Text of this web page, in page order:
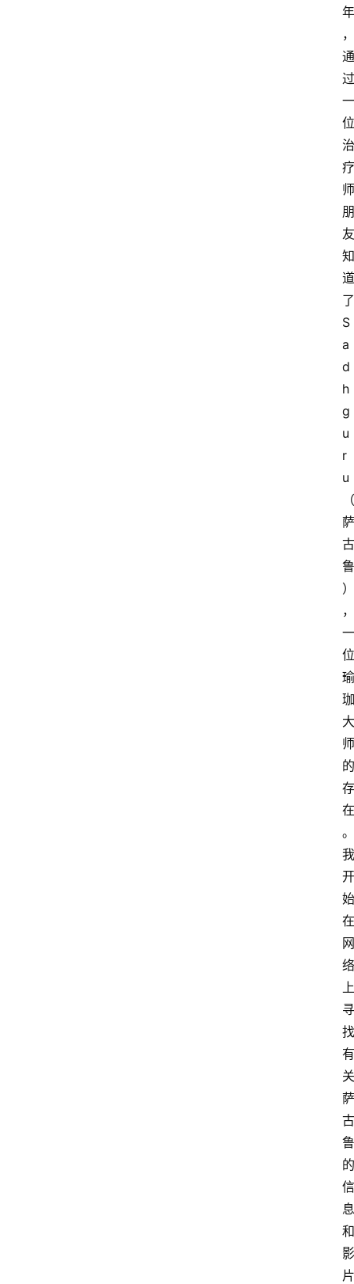
年
，
通
过
一
位
治
疗
师
朋
友
知
道
了
S
a
d
h
g
u
r
u
（
萨
古
鲁
）
，
一
位
瑜
珈
大
师
的
存
在
。
我
开
始
在
网
络
上
寻
找
有
关
萨
古
鲁
的
信
息
和
影
片